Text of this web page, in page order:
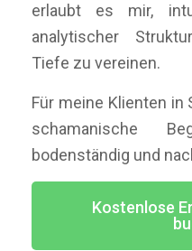
erlaubt es mir,
analytischer
Tiefe zu vereinen.
Für meine Klienten in
schamanische
bodenständig und
Kostenlose